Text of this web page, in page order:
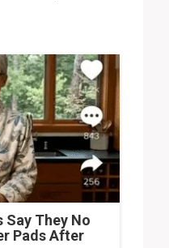
Say They No
Pads After